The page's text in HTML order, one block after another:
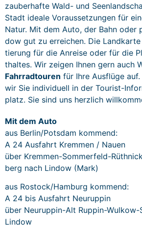
zauber­hafte Wald- und
Stadt ide­ale Voraus­set­zun­gen für
Natur. Mit dem Auto, der Bahn oder
dow gut zu erre­ichen. Die
tierung für die Anreise oder für die
thaltes. Wir zeigen Ihnen gern auch
Fahrrad­touren für Ihre Aus­flüge
wir Sie indi­vidu­ell in der Tourist-
platz. Sie sind uns her­zlich
Mit dem Auto
aus Berlin/Potsdam kom­mend:
A 24 Aus­fahrt Krem­men / Nauen
über Krem­men-Som­mer­feld-
berg nach Lin­dow (Mark)
aus Rostock/Hamburg kom­mend:
A 24 bis Aus­fahrt Neu­rup­pin
über Neu­rup­pin-Alt Rup­pin-Wulkow-
Lindow